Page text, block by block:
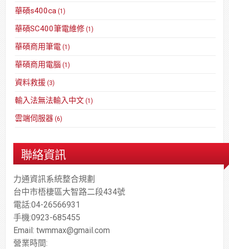
華碩s400ca (1)
華碩SC400筆電維修 (1)
華碩商用筆電 (1)
華碩商用電腦 (1)
資料救援 (3)
輸入法無法輸入中文 (1)
雲端伺服器 (6)
聯絡資訊
力通資訊系統整合規劃
台中市梧棲區大智路二段434號
電話:04-26566931
手機:0923-685455
Email: twmmax@gmail.com
營業時間: